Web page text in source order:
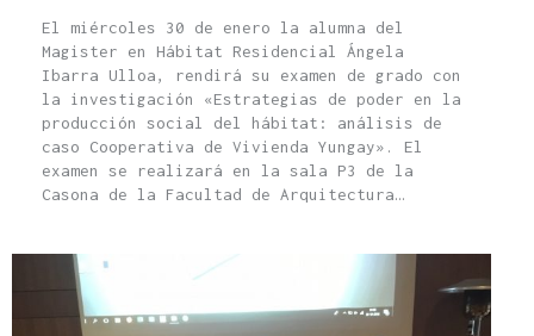
El miércoles 30 de enero la alumna del
Magister en Hábitat Residencial Ángela
Ibarra Ulloa, rendirá su examen de grado con
la investigación «Estrategias de poder en la
producción social del hábitat: análisis de
caso Cooperativa de Vivienda Yungay». El
examen se realizará en la sala P3 de la
Casona de la Facultad de Arquitectura…